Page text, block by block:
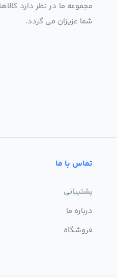
شما عزیزان می گردد.
تماس با ما
پشتیبانی
درباره ما
فروشگاه